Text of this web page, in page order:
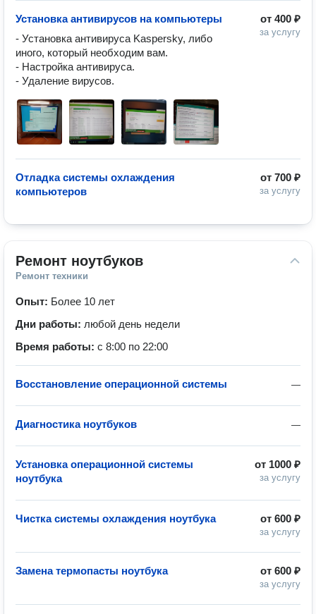
от 400 ₽
за услугу
Установка антивирусов на компьютеры
- Установка антивируса Kaspersky, либо
иного, который необходим вам.
- Настройка антивируса.
- Удаление вирусов.
от 700 ₽
за услугу
Отладка системы охлаждения
компьютеров
Ремонт ноутбуков
Ремонт техники
Опыт: Более 10 лет
Дни работы: любой день недели
Время работы: с 8:00 по 22:00
—
Восстановление операционной системы
—
Диагностика ноутбуков
от 1000 ₽
за услугу
Установка операционной системы
ноутбука
от 600 ₽
за услугу
Чистка системы охлаждения ноутбука
от 600 ₽
за услугу
Замена термопасты ноутбука